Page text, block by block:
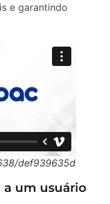
e garantindo
def939635d
um usuário